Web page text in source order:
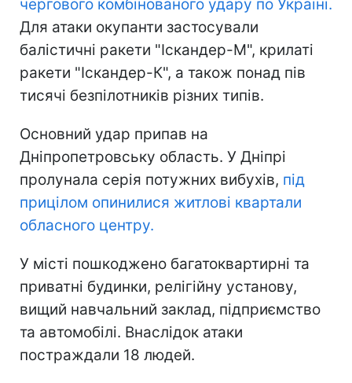
чергового комбінованого удару по Україні.
Для атаки окупанти застосували
балістичні ракети "Іскандер-М", крилаті
ракети "Іскандер-К", а також понад пів
тисячі безпілотників різних типів.
Основний удар припав на
Дніпропетровську область. У Дніпрі
пролунала серія потужних вибухів, під
прицілом опинилися житлові квартали
обласного центру.
У місті пошкоджено багатоквартирні та
приватні будинки, релігійну установу,
вищий навчальний заклад, підприємство
та автомобілі. Внаслідок атаки
постраждали 18 людей.